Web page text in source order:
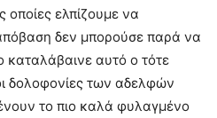
οποίες ελπίζουμε να
δεν μπορούσε παρά να
καταλάβαινε αυτό ο τότε
δολοφονίες των αδελφών
το πιο καλά φυλαγμένο